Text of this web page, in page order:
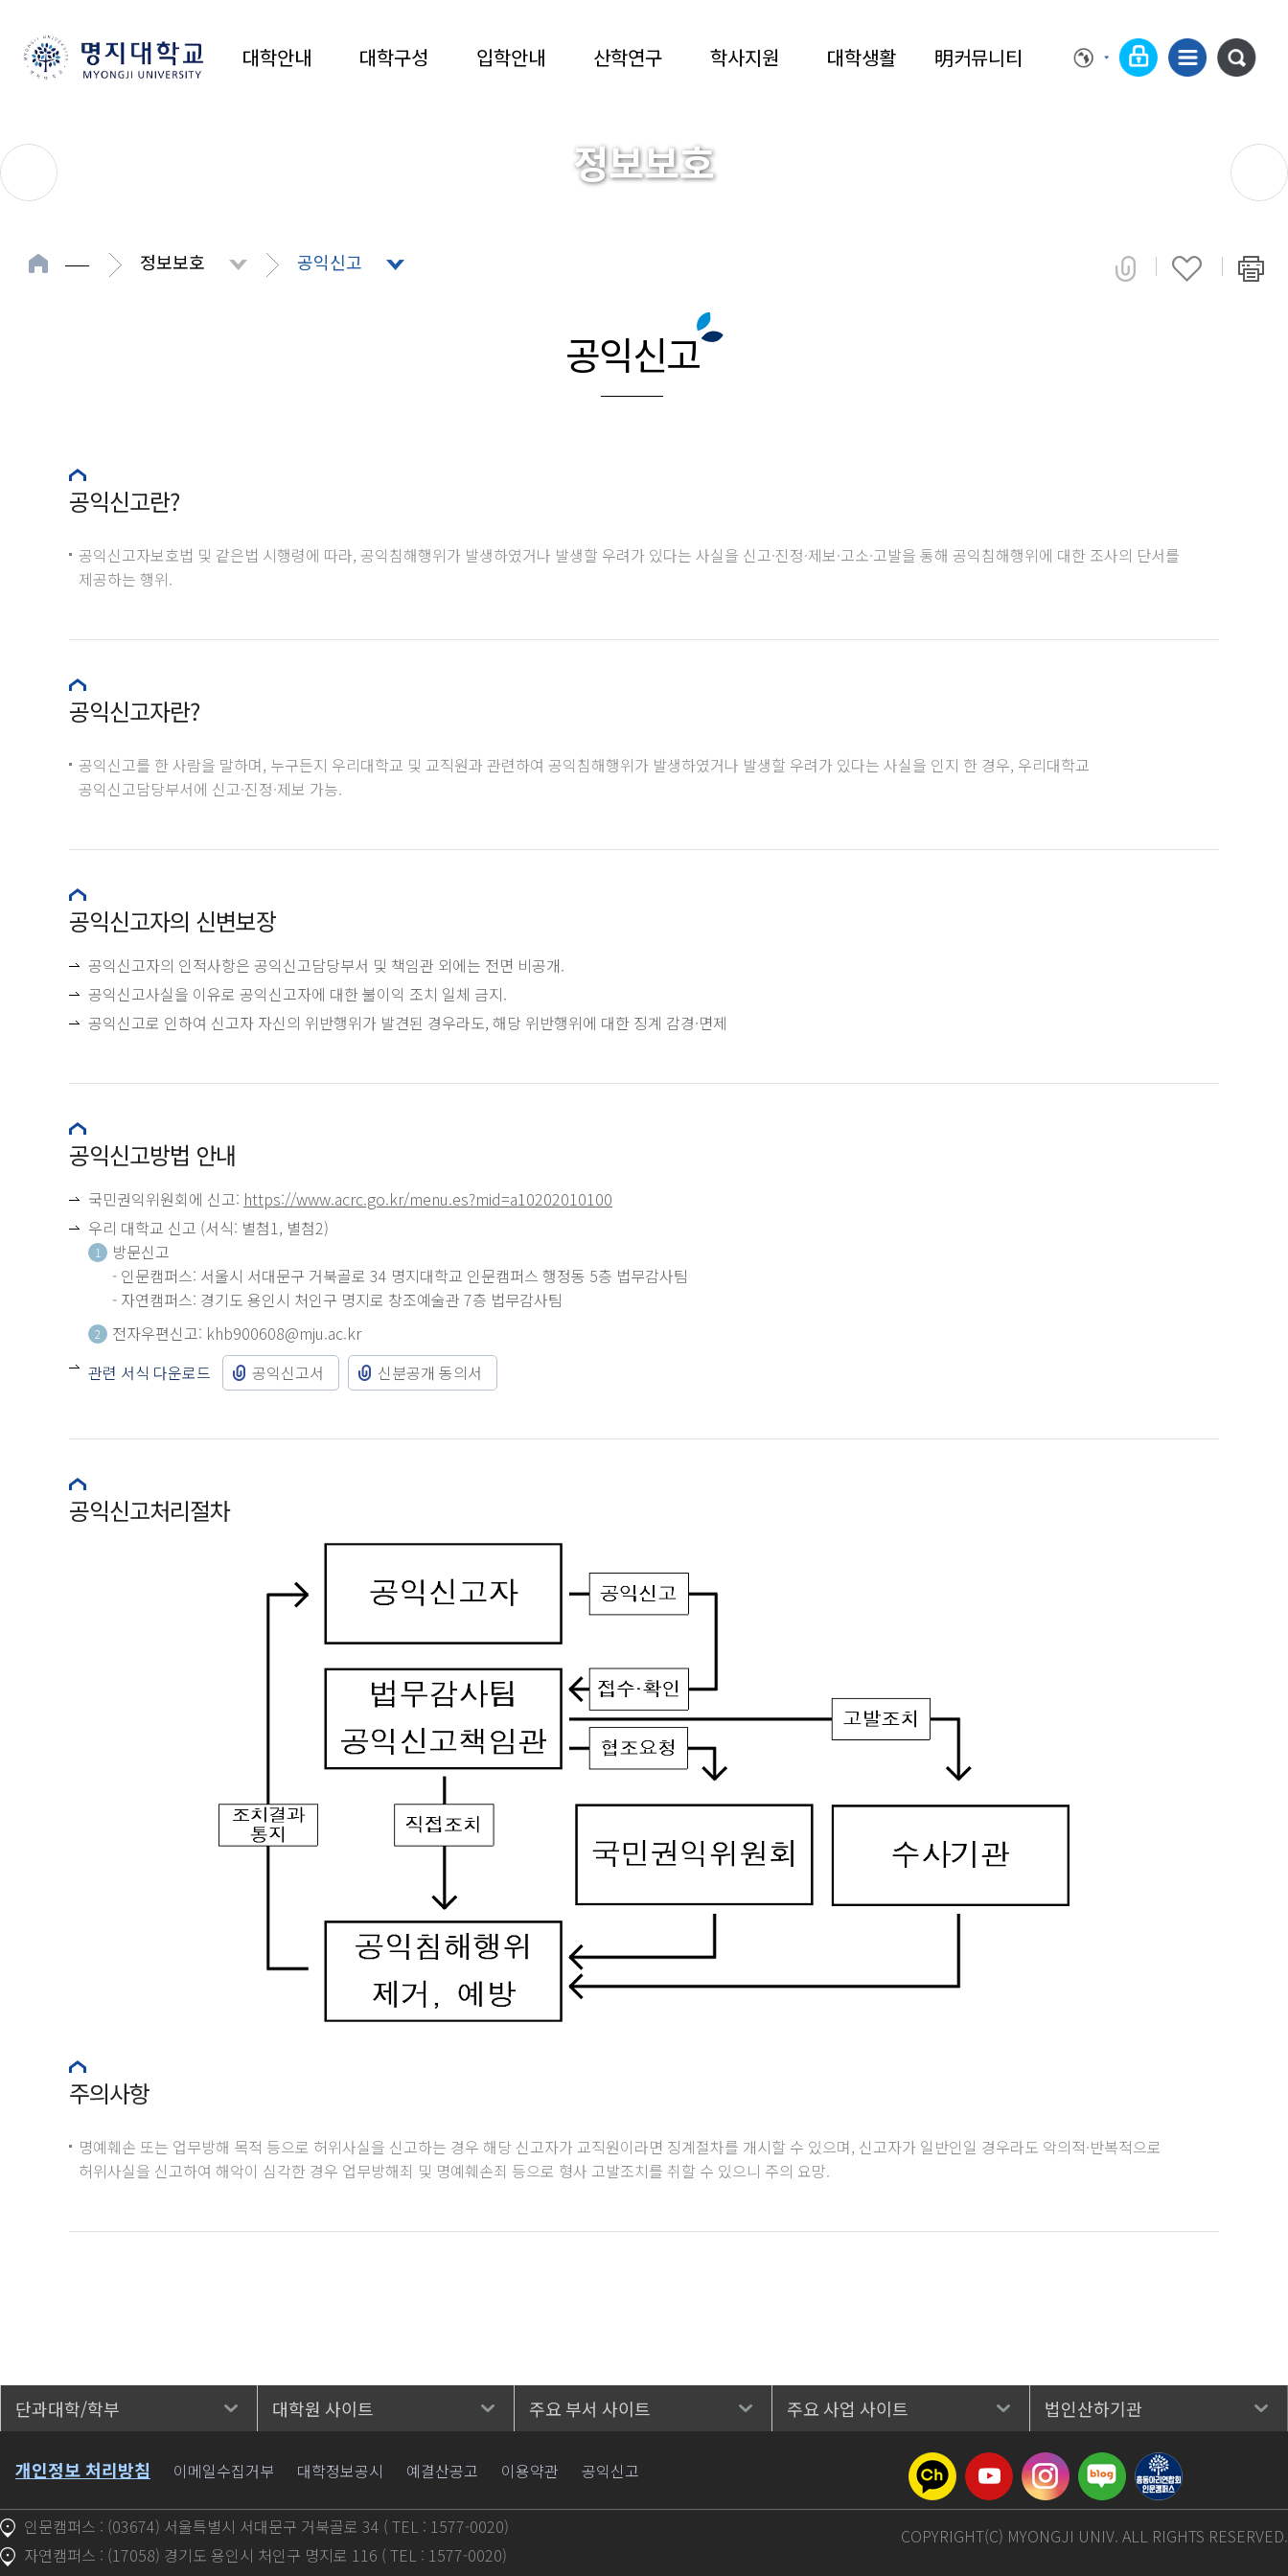
대학안내 대학구성 입학안내 산학연구 학사지원 대학생활 明커뮤니티
정보보호
정보보호 공익신고
공익신고
공익신고란?
공익신고자보호법 및 같은법 시행령에 따라, 공익침해행위가 발생하였거나 발생할 우려가 있다는 사실을 신고·진정·제보·고소·고발을 통해 공익침해행위에 대한 조사의 단서를
제공하는 행위.
공익신고자란?
공익신고를 한 사람을 말하며, 누구든지 우리대학교 및 교직원과 관련하여 공익침해행위가 발생하였거나 발생할 우려가 있다는 사실을 인지 한 경우, 우리대학교
공익신고담당부서에 신고·진정·제보 가능.
공익신고자의 신변보장
공익신고자의 인적사항은 공익신고담당부서 및 책임관 외에는 전면 비공개.
공익신고사실을 이유로 공익신고자에 대한 불이익 조치 일체 금지.
공익신고로 인하여 신고자 자신의 위반행위가 발견된 경우라도, 해당 위반행위에 대한 징계 감경·면제
공익신고방법 안내
국민권익위원회에 신고: https://www.acrc.go.kr/menu.es?mid=a10202010100
우리 대학교 신고 (서식: 별첨1, 별첨2)
1
방문신고
- 인문캠퍼스: 서울시 서대문구 거북골로 34 명지대학교 인문캠퍼스 행정동 5층 법무감사팀
- 자연캠퍼스: 경기도 용인시 처인구 명지로 창조예술관 7층 법무감사팀
2 전자우편신고: khb900608@mju.ac.kr
관련 서식 다운로드
공익신고서 신분공개 동의서
공익신고처리절차
주의사항
명예훼손 또는 업무방해 목적 등으로 허위사실을 신고하는 경우 해당 신고자가 교직원이라면 징계절차를 개시할 수 있으며, 신고자가 일반인일 경우라도 악의적·반복적으로
허위사실을 신고하여 해악이 심각한 경우 업무방해죄 및 명예훼손죄 등으로 형사 고발조치를 취할 수 있으니 주의 요망.
단과대학/학부 대학원 사이트 주요 부서 사이트 주요 사업 사이트 법인산하기관
개인정보 처리방침 이메일수집거부 대학정보공시 예결산공고 이용약관 공익신고
인문캠퍼스 : (03674) 서울특별시 서대문구 거북골로 34 ( TEL : 1577-0020)
자연캠퍼스 : (17058) 경기도 용인시 처인구 명지로 116 ( TEL : 1577-0020)
COPYRIGHT(C) MYONGJI UNIV. ALL RIGHTS RESERVED.